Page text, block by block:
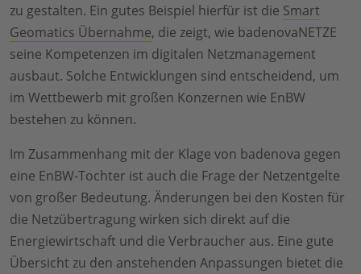
zu gestalten. Ein gutes Beispiel hierfür ist die Smart
Geomatics Übernahme, die zeigt, wie badenovaNETZE
seine Kompetenzen im digitalen Netzmanagement
ausbaut. Solche Entwicklungen sind entscheidend, um
im Wettbewerb mit großen Konzernen wie EnBW
bestehen zu können.
Im Zusammenhang mit der Klage von badenova gegen
eine EnBW-Tochter ist auch die Frage der Netzentgelte
von großer Bedeutung. Änderungen bei den Kosten für
die Netzübertragung wirken sich direkt auf die
Energiewirtschaft und die Verbraucher aus. Eine gute
Übersicht zu den anstehenden Anpassungen bietet die